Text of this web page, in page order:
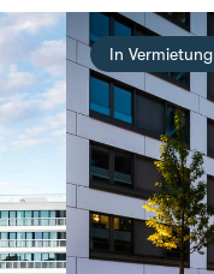
In Vermietung